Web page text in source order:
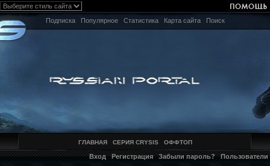
Подписка Популярное Статистика Карта сайта Поиск
ГЛАВНАЯ СЕРИЯ CRYSIS ОФФТОП
Вход Регистрация Забыли пароль? Пользователи